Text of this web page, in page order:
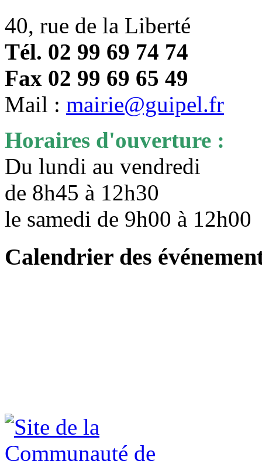
40, rue de la Liberté
Tél. 02 99 69 74 74
Fax 02 99 69 65 49
Mail : mairie@guipel.fr
Horaires d'ouverture :
Du lundi au vendredi
de 8h45 à 12h30
le samedi de 9h00 à
Calendrier des